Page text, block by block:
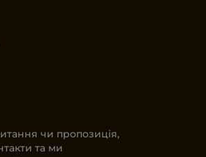
чи пропозиція,
та ми